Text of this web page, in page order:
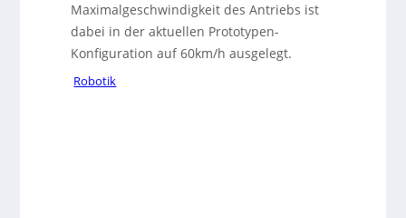
Maximalgeschwindigkeit des Antriebs ist
dabei in der aktuellen Prototypen-
Konfiguration auf 60km/h ausgelegt.
Robotik